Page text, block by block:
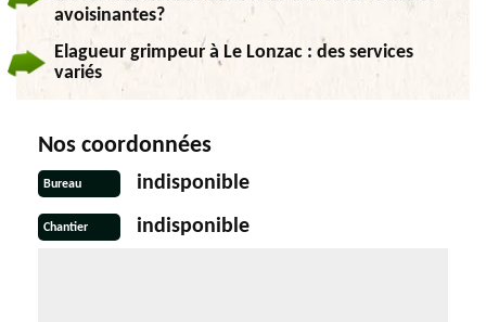
avoisinantes?
Elagueur grimpeur à Le Lonzac : des services
variés
Nos coordonnées
Bureau indisponible
Chantier indisponible